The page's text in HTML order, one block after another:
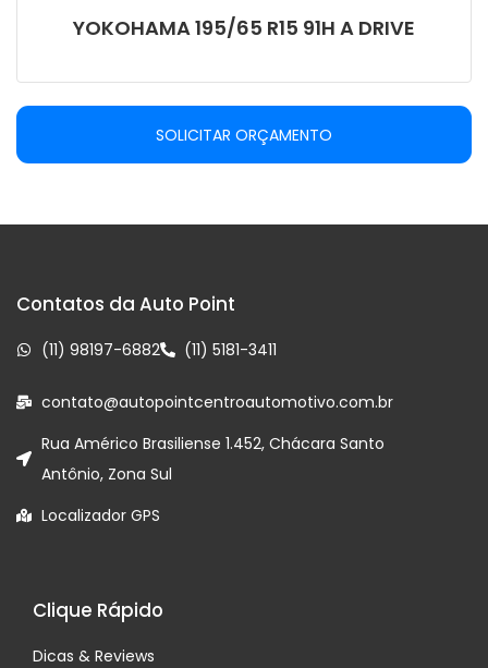
YOKOHAMA 195/65 R15 91H A DRIVE
SOLICITAR ORÇAMENTO
Contatos da Auto Point
(11) 98197-6882 (11) 5181-3411
contato@autopointcentroautomotivo.com.br
Rua Américo Brasiliense 1.452, Chácara Santo
Antônio, Zona Sul
Localizador GPS
Clique Rápido
Dicas & Reviews